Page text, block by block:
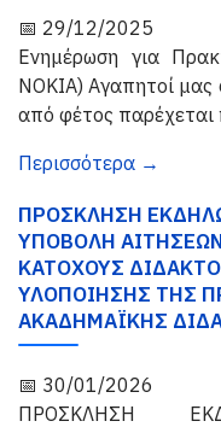
📅 29/12/2025
Ενημέρωση για
NOKIA) Αγαπητοί μας
από φέτος παρέχεται
Περισσότερα →
ΠΡΟΣΚΛΗΣΗ
ΥΠΟΒΟΛΗ
ΚΑΤΟΧΟΥΣ
ΥΛΟΠΟΙΗΣΗΣ ΤΗΣ
ΑΚΑΔΗΜΑΪΚΗΣ
📅 30/01/2026
ΠΡΟΣΚΛΗΣΗ